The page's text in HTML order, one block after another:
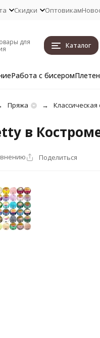
Скидки Оптовикам
для
Каталог
Работа с бисером
Пряжа
в
Поделиться